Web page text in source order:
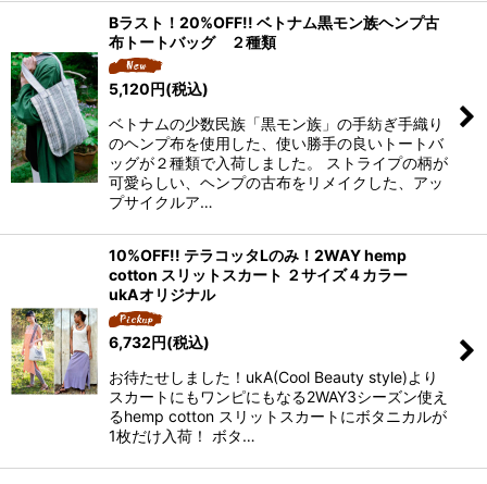
Bラスト！20%OFF!! ベトナム黒モン族ヘンプ古
布トートバッグ ２種類
5,120円(税込)
ベトナムの少数民族「黒モン族」の手紡ぎ手織り
のヘンプ布を使用した、使い勝手の良いトートバ
ッグが２種類で入荷しました。 ストライプの柄が
可愛らしい、ヘンプの古布をリメイクした、アッ
プサイクルア…
10%OFF!! テラコッタLのみ！2WAY hemp
cotton スリットスカート ２サイズ４カラー
ukAオリジナル
6,732円(税込)
お待たせしました！ukA(Cool Beauty style)より
スカートにもワンピにもなる2WAY3シーズン使え
るhemp cotton スリットスカートにボタニカルが
1枚だけ入荷！ ボタ…